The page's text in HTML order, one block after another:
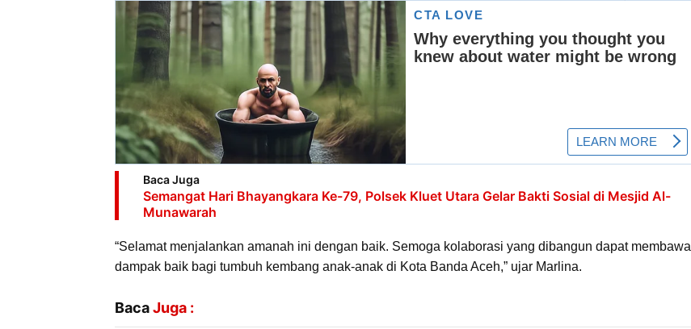
Baca Juga
Semangat Hari Bhayangkara Ke-79, Polsek Kluet Utara Gelar Bakti Sosial di Mesjid Al-
Munawarah
“Selamat menjalankan amanah ini dengan baik. Semoga kolaborasi yang dibangun dapat membawa
dampak baik bagi tumbuh kembang anak-anak di Kota Banda Aceh,” ujar Marlina.
BacaJuga :